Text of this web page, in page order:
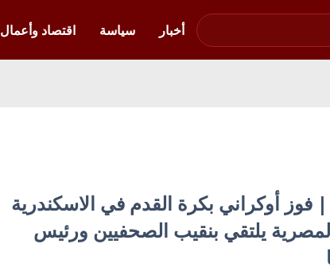
أخبار
سياسة اقتصاد وأعمال
| فوز أوكراني بكرة القدم في الاسكندرية
يلتقي بنقيب الصحفيين ورئيس